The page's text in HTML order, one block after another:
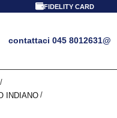
FIDELITY CARD
contattaci 045 8012631@
/
INDIANO/